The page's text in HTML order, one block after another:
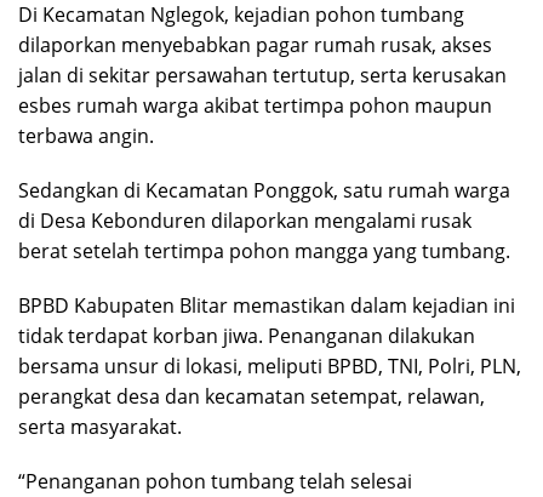
Di Kecamatan Nglegok, kejadian pohon tumbang
dilaporkan menyebabkan pagar rumah rusak, akses
jalan di sekitar persawahan tertutup, serta kerusakan
esbes rumah warga akibat tertimpa pohon maupun
terbawa angin.
Sedangkan di Kecamatan Ponggok, satu rumah warga
di Desa Kebonduren dilaporkan mengalami rusak
berat setelah tertimpa pohon mangga yang tumbang.
BPBD Kabupaten Blitar memastikan dalam kejadian ini
tidak terdapat korban jiwa. Penanganan dilakukan
bersama unsur di lokasi, meliputi BPBD, TNI, Polri, PLN,
perangkat desa dan kecamatan setempat, relawan,
serta masyarakat.
“Penanganan pohon tumbang telah selesai